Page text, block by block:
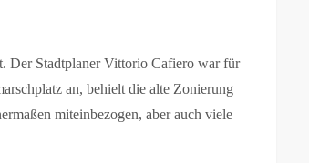
Der Stadtplaner Vittorio Cafiero war für
an, behielt die alte Zonierung
miteinbezogen, aber auch viele